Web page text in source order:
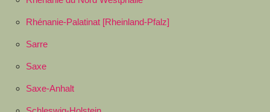
Rhénanie-Palatinat [Rheinland-Pfalz]
Sarre
Saxe
Saxe-Anhalt